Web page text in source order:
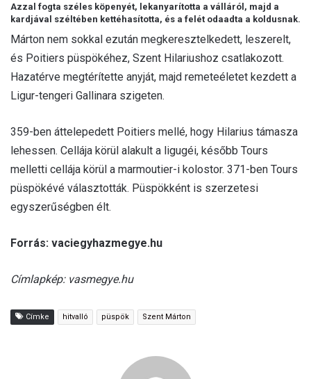
Azzal fogta széles köpenyét, lekanyarította a válláról, majd a
kardjával széltében kettéhasította, és a felét odaadta a koldusnak.
Márton nem sokkal ezután megkeresztelkedett, leszerelt,
és Poitiers püspökéhez, Szent Hilariushoz csatlakozott.
Hazatérve megtérítette anyját, majd remeteéletet kezdett a
Ligur-tengeri Gallinara szigeten.
359-ben áttelepedett Poitiers mellé, hogy Hilarius támasza
lehessen. Cellája körül alakult a ligugéi, később Tours
melletti cellája körül a marmoutier-i kolostor. 371-ben Tours
püspökévé választották. Püspökként is szerzetesi
egyszerűségben élt.
Forrás: vaciegyhazmegye.hu
Címlapkép: vasmegye.hu
Címke hitvalló püspök Szent Márton